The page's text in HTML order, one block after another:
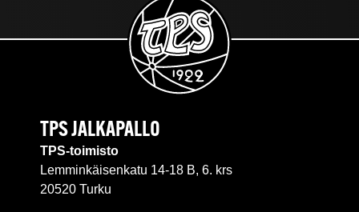
TPS JALKAPALLO
TPS-toimisto
Lemminkäisenkatu 14-18 B, 6. krs
20520 Turku